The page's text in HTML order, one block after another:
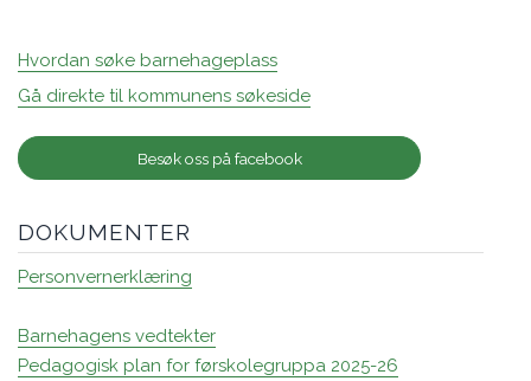
Hvordan søke barnehageplass
Gå direkte til kommunens søkeside
Besøk oss på facebook
DOKUMENTER
Personvernerklæring
Barnehagens vedtekter
Pedagogisk plan for førskolegruppa 2025-26